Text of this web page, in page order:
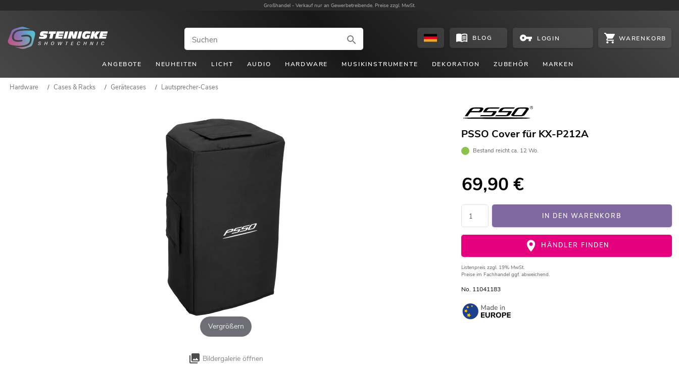
Großhandel - Verkauf nur an Gewerbetreibende. Preise zzgl. MwSt.
BLOG LOGIN WARENKORB
ANGEBOTE NEUHEITEN LICHT AUDIO HARDWARE MUSIKINSTRUMENTE DEKORATION ZUBEHÖR MARKEN
Hardware / Cases & Racks / Gerätecases / Lautsprecher-Cases
Vergrößern
Bildergalerie öffnen
PSSO Cover für KX-P212A
Bestand reicht ca. 12 Wo.
69,90 €
IN DEN WARENKORB
HÄNDLER FINDEN
Listenpreis zzgl. 19% MwSt.
Preise im Fachhandel ggf. abweichend.
No. 11041183